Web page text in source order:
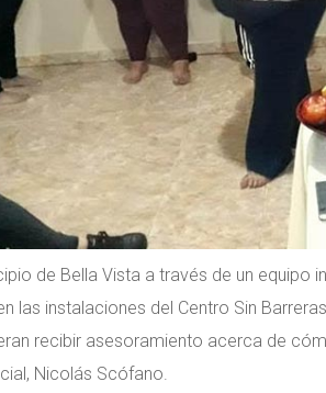
de Bella Vista a través de un equipo
las instalaciones del Centro Sin
recibir asesoramiento acerca de
Nicolás Scófano.